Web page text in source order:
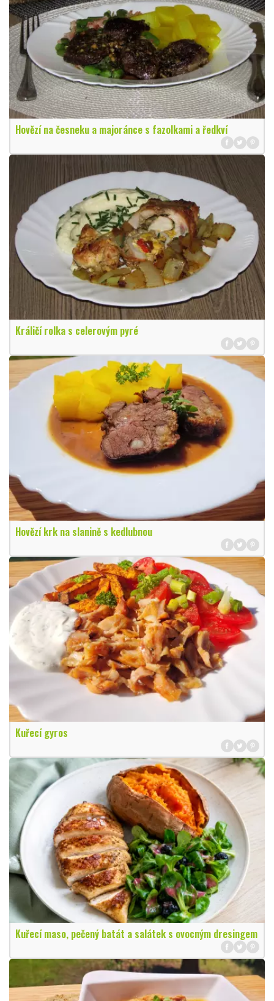
Hovězí na česneku a majoránce s fazolkami a ředkví
Králičí rolka s celerovým pyré
Hovězí krk na slanině s kedlubnou
Kuřecí gyros
Kuřecí maso, pečený batát a salátek s ovocným dresingem